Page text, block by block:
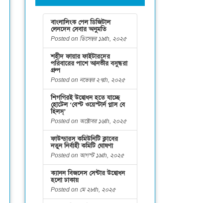
বাংলালিংক পেল ডিজিটাল
লেনদেন সেবার অনুমতি
Posted on ডিসেম্বর ১৯th, ২০২৫
শহীদ ফায়ার ফাইটারদের
পরিবারের পাশে আনভীর বসুন্ধরা
গ্রুপ
Posted on নভেম্বর ২৭th, ২০২৫
শিগগিরই উদ্বোধন হতে যাচ্ছে
হোটেল ‘বেস্ট ওয়েস্টার্ন প্লাস বে
হিলস্’
Posted on অক্টোবর ১৬th, ২০২৫
ফাউন্ডারস কমিউনিটি ক্লাবের
নতুন নির্বাহী কমিটি ঘোষণা
Posted on আগস্ট ১৯th, ২০২৫
ক্যানন বিজনেস সেন্টার উদ্বোধন
হলো ঢাকায়
Posted on মে ২৮th, ২০২৫